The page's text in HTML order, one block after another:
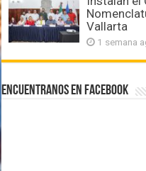
Vallarta
1 semana
Encuentranos en Facebook